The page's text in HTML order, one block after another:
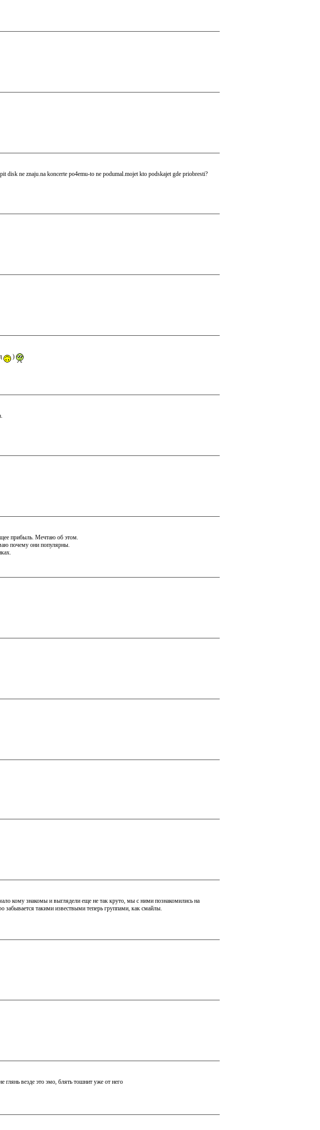
ne znaju.na koncerte po4emu-to ne podumal.mojet kto podskajet gde priobresti?
)
прибыль. Мечтаю об этом.
почему они популярны.
кому знакомы и выглядели еще не так круто, мы с ними познакомились на
такими извествыми теперь группами, как смайлы.
глянь везде это эмо, блять тошнит уже от него